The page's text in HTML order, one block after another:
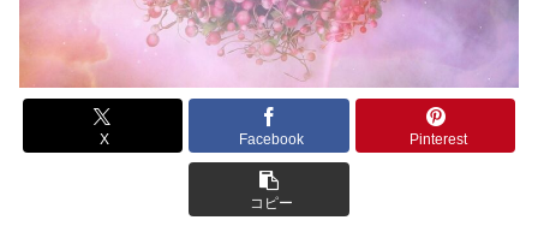
X Facebook Pinterest
コピー